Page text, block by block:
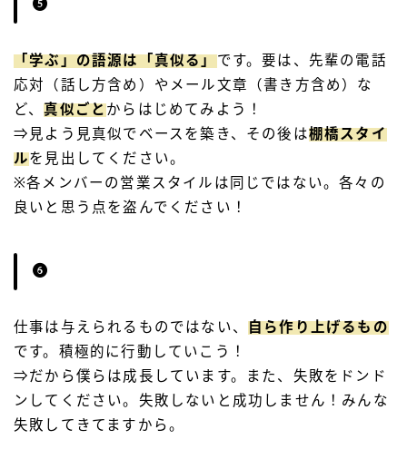
「学ぶ」の語源は「真似る」 です。要は、先輩の電話
応対（話し方含め）やメール文章（書き方含め）な
ど、真似ごと からはじめてみよう！
⇒見よう見真似でベースを築き、その後は棚橋スタイ
ルを見出してください。
※各メンバーの営業スタイルは同じではない。各々の
良いと思う点を盗んでください！
仕事は与えられるものではない、
自ら作り上げるもの
です。積極的に行動していこう！
⇒だから僕らは成長しています。また、失敗をドンド
ンしてください。失敗しないと成功しません！みんな
失敗してきてますから。